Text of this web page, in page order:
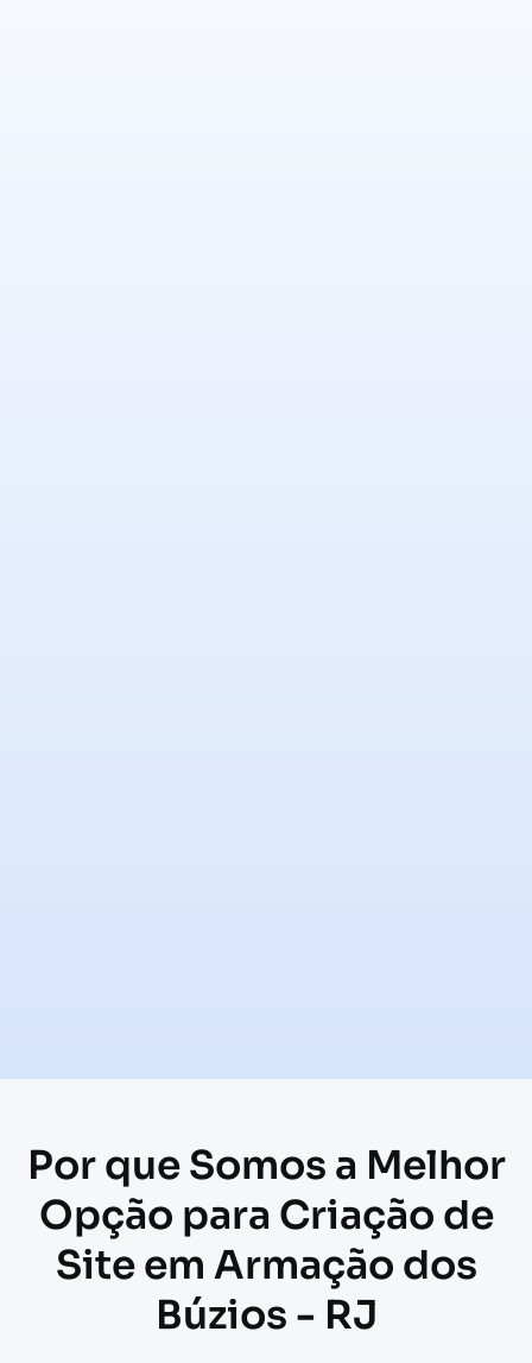
Por que Somos a Melhor
Opção para Criação de
Site em Armação dos
Búzios - RJ